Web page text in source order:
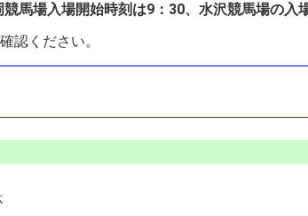
馬場入場開始時刻は9：30、水沢競馬場の入
認ください。